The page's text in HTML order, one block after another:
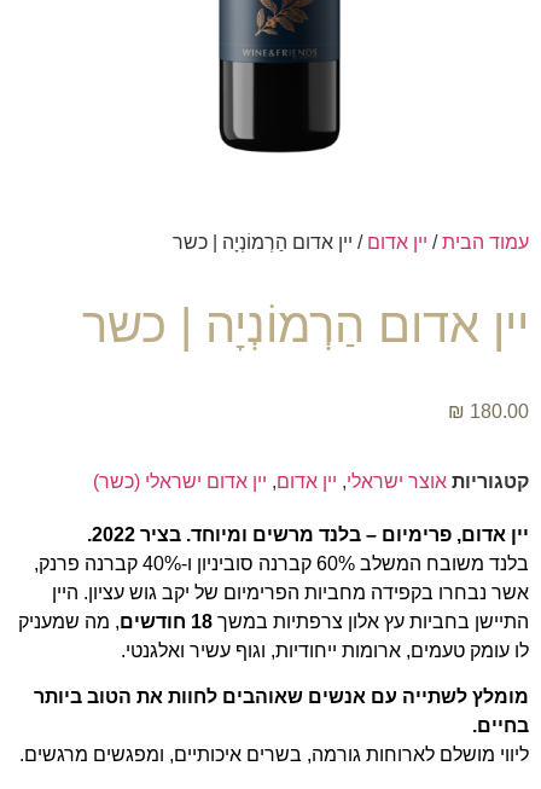
עמוד הבית/ יין אדום / יין אדום הַרְמוֹנְיָה | כשר
יין אדום הַרְמוֹנְיָה | כשר
₪ 180.00
קטגוריות אוצר ישראלי, יין אדום, יין אדום ישראלי (כשר)
יין אדום, פרימיום – בלנד מרשים ומיוחד. בציר 2022.
בלנד משובח המשלב 60% קברנה סוביניון ו-40% קברנה פרנק,
אשר נבחרו בקפידה מחביות הפרימיום של יקב גוש עציון. היין
התיישן בחביות עץ אלון צרפתיות במשך 18 חודשים
, מה שמעניק
לו עומק טעמים, ארומות ייחודיות, וגוף עשיר ואלגנטי.
מומלץ לשתייה עם אנשים שאוהבים לחוות את הטוב ביותר
בחיים.
ליווי מושלם לארוחות גורמה, בשרים איכותיים, ומפגשים מרגשים.